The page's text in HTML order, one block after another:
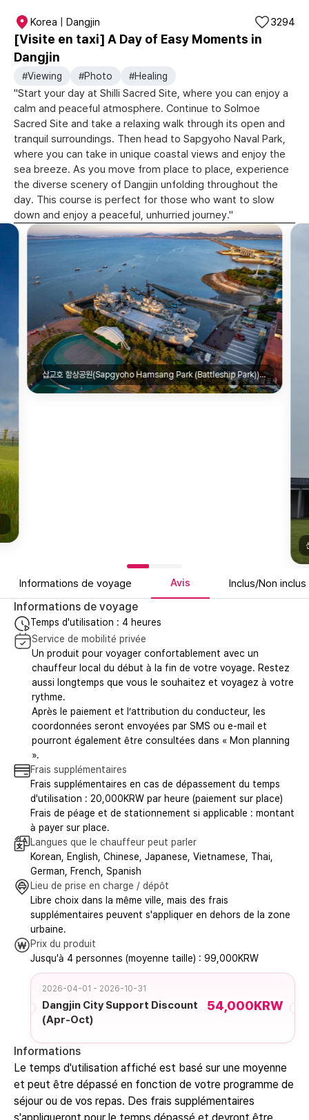
Korea | Dangjin
[Visite en taxi] A Day of Easy Moments in
Dangjin
3294
#Viewing #Photo #Healing
"Start your day at Shilli Sacred Site, where you can enjoy a
calm and peaceful atmosphere. Continue to Solmoe
Sacred Site and take a relaxing walk through its open and
tranquil surroundings. Then head to Sapgyoho Naval Park,
where you can take in unique coastal views and enjoy the
sea breeze. As you move from place to place, experience
the diverse scenery of Dangjin unfolding throughout the
day. This course is perfect for those who want to slow
down and enjoy a peaceful, unhurried journey."
삽교호 함상공원(Sapgyoho Hamsang Park (Battleship Park))|web-site
Informations de voyage Avis Inclus/Non inclus
Informations de voyage
Temps d'utilisation : 4 heures
Service de mobilité privée
Un produit pour voyager confortablement avec un
chauffeur local du début à la fin de votre voyage. Restez
aussi longtemps que vous le souhaitez et voyagez à votre
rythme.
Après le paiement et l’attribution du conducteur, les
coordonnées seront envoyées par SMS ou e-mail et
pourront également être consultées dans « Mon planning
».
Frais supplémentaires
Frais supplémentaires en cas de dépassement du temps
d'utilisation : 20,000KRW par heure (paiement sur place)
Frais de péage et de stationnement si applicable : montant
à payer sur place.
Langues que le chauffeur peut parler
Korean, English, Chinese, Japanese, Vietnamese, Thai,
German, French, Spanish
Lieu de prise en charge / dépôt
Libre choix dans la même ville, mais des frais
supplémentaires peuvent s'appliquer en dehors de la zone
urbaine.
Prix du produit
Jusqu'à 4 personnes (moyenne taille) : 99,000KRW
2026-04-01 - 2026-10-31
Dangjin City Support Discount
(Apr-Oct)
54,000KRW
Informations
Le temps d'utilisation affiché est basé sur une moyenne
et peut être dépassé en fonction de votre programme de
séjour ou de vos repas. Des frais supplémentaires